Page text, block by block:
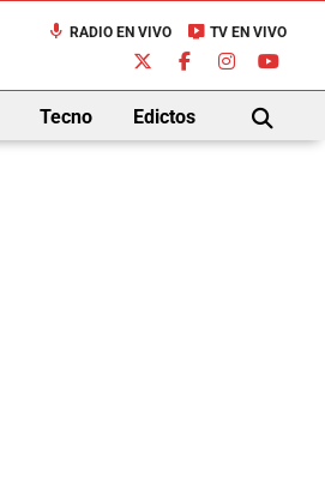
mic RADIO EN VIVO live_tv TV EN VIVO
Tecno Edictos
BUSCAR